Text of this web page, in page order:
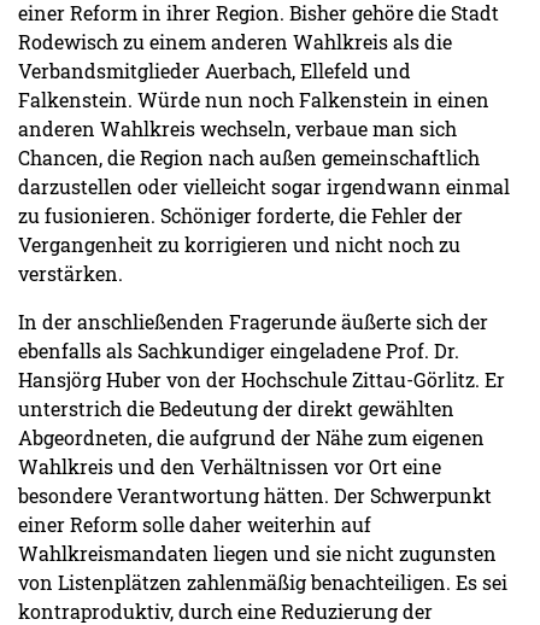
einer Reform in ihrer Region. Bisher gehöre die Stadt
Rodewisch zu einem anderen Wahlkreis als die
Verbandsmitglieder Auerbach, Ellefeld und
Falkenstein. Würde nun noch Falkenstein in einen
anderen Wahlkreis wechseln, verbaue man sich
Chancen, die Region nach außen gemeinschaftlich
darzustellen oder vielleicht sogar irgendwann einmal
zu fusionieren. Schöniger forderte, die Fehler der
Vergangenheit zu korrigieren und nicht noch zu
verstärken.
In der anschließenden Fragerunde äußerte sich der
ebenfalls als Sachkundiger eingeladene Prof. Dr.
Hansjörg Huber von der Hochschule Zittau-Görlitz. Er
unterstrich die Bedeutung der direkt gewählten
Abgeordneten, die aufgrund der Nähe zum eigenen
Wahlkreis und den Verhältnissen vor Ort eine
besondere Verantwortung hätten. Der Schwerpunkt
einer Reform solle daher weiterhin auf
Wahlkreismandaten liegen und sie nicht zugunsten
von Listenplätzen zahlenmäßig benachteiligen. Es sei
kontraproduktiv, durch eine Reduzierung der